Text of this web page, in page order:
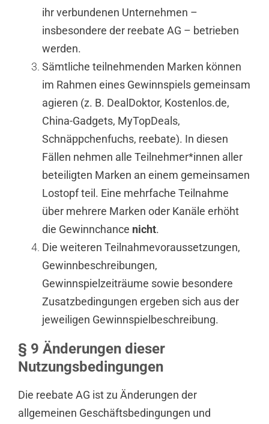
ihr verbundenen Unternehmen –
insbesondere der reebate AG – betrieben
werden.
Sämtliche teilnehmenden Marken können
im Rahmen eines Gewinnspiels gemeinsam
agieren (z. B. DealDoktor, Kostenlos.de,
China-Gadgets, MyTopDeals,
Schnäppchenfuchs, reebate). In diesen
Fällen nehmen alle Teilnehmer*innen aller
beteiligten Marken an einem gemeinsamen
Lostopf teil. Eine mehrfache Teilnahme
über mehrere Marken oder Kanäle erhöht
die Gewinnchance nicht.
Die weiteren Teilnahmevoraussetzungen,
Gewinnbeschreibungen,
Gewinnspielzeiträume sowie besondere
Zusatzbedingungen ergeben sich aus der
jeweiligen Gewinnspielbeschreibung.
§ 9 Änderungen dieser
Nutzungsbedingungen
Die reebate AG ist zu Änderungen der
allgemeinen Geschäftsbedingungen und